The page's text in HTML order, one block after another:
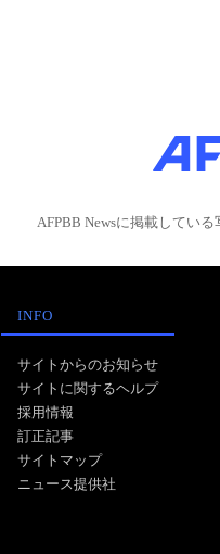
AFPBB Newsに掲載してい
INFO
サイトからのお知らせ
サイトに関するヘルプ
採用情報
訂正記事
サイトマップ
ニュース提供社